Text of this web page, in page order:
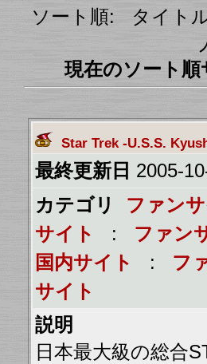
ソート順: タイト
現在のソート
Star Trek -U.S.S.
最終更新日 2005-
カテゴリ
ファン
サイト
: ファン
国内サイト
: フ
サイト
説明
日本最大級の総合